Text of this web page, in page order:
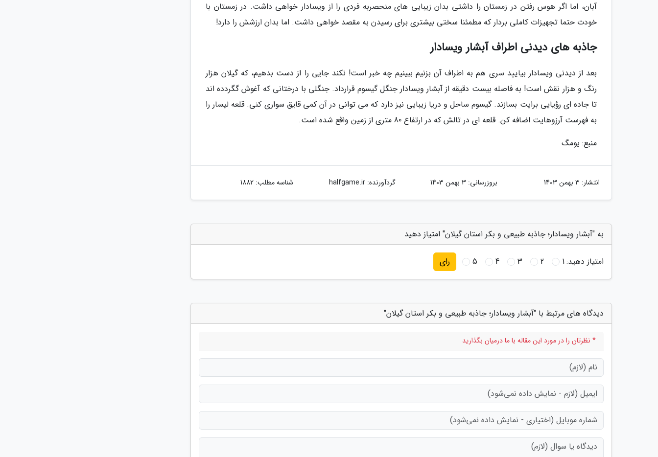
آبان، اما اگر هوس رفتن در زمستان را داشتی بدان زیبایی های منحصربه فردی را از ویسادار خواهی داشت. در زمستان با
خودت حتما تجهیزات کاملی بردار که مطمئنا سختی بیشتری برای رسیدن به مقصد خواهی داشت. اما بدان ارزشش را دارد!
جاذبه های دیدنی اطراف آبشار ویسادار
بعد از دیدنی ویسادار بیایید سری هم به اطراف آن بزنیم ببینیم چه خبر است! نکند جایی را از دست بدهیم، که گیلان هزار
رنگ و هزار نقش است! به فاصله بیست دقیقه از آبشار ویسادار جنگل گیسوم قرارداد. جنگلی با درختانی که آغوش گگردده اند
تا جاده ای رؤیایی برایت بسازند. گیسوم ساحل و دریا زیبایی نیز دارد که می توانی در آن کمی قایق سواری کنی. قلعه لیسار را
به فهرست آرزوهایت اضافه کن. قلعه ای در تالش که در ارتفاع 80 متری از زمین واقع شده است.
منبع: یومگ
انتشار: 3 بهمن 1403 بروزرسانی: 3 بهمن 1403 گردآورنده:halfgame.ir شناسه مطلب: 1882
به "آبشار ویسادار؛ جاذبه طبیعی و بکر استان گیلان" امتیاز دهید
امتیاز دهید:1
2
3
4
5 رای
دیدگاه های مرتبط با "آبشار ویسادار؛ جاذبه طبیعی و بکر استان گیلان"
* نظرتان را در مورد این مقاله با ما درمیان بگذارید